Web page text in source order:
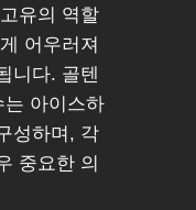
유의 역할
어우러져
니다. 골텐
아이스하
성하며, 각
중요한 의